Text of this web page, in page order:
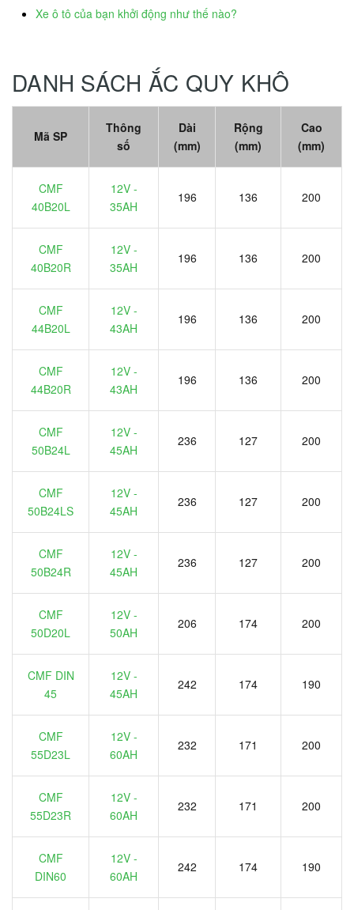
Xe ô tô của bạn khởi động như thế nào?
DANH SÁCH ẮC QUY KHÔ
Mã SP
Thông
số
Dài
(mm)
Rộng
(mm)
Cao
(mm)
CMF
40B20L
12V -
35AH
196 136 200
CMF
40B20R
12V -
35AH
196 136 200
CMF
44B20L
12V -
43AH
196 136 200
CMF
44B20R
12V -
43AH
196 136 200
CMF
50B24L
12V -
45AH
236 127 200
CMF
50B24LS
12V -
45AH
236 127 200
CMF
50B24R
12V -
45AH
236 127 200
CMF
50D20L
12V -
50AH
206 174 200
CMF DIN
45
12V -
45AH
242 174 190
CMF
55D23L
12V -
60AH
232 171 200
CMF
55D23R
12V -
60AH
232 171 200
CMF
DIN60
12V -
60AH
242 174 190